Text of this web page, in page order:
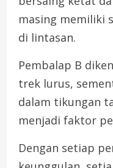
masing memiliki
di lintasan.
Pembalap B
trek lurus,
dalam tikungan
menjadi faktor
Dengan setiap